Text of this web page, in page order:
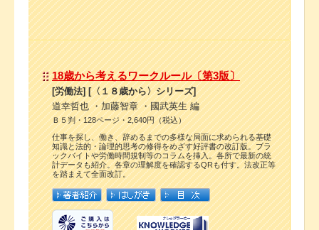
18歳から考えるワークルール〔第3版〕
[労働法] [〈１８歳から〉シリーズ]
道幸哲也 ・加藤智章 ・國武英生 編
Ｂ５判・128ページ・2,640円（税込）
仕事を探し、働き、辞めるまでの多様な局面に求められる基礎
知識と法的・論理的思考の修得をめざす好評書の改訂版。ブラ
ックバイトや労働時間規制等のコラムを挿入。各所で最新の統
計データも紹介。各章の理解度を確認するQRも付す。法改正等
を踏まえて全面改訂。